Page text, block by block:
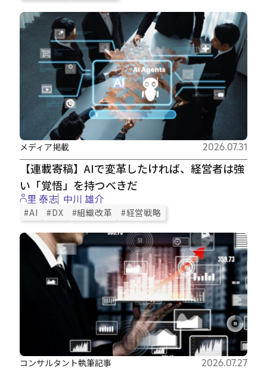
【連載寄稿】AIで変革したければ、経営者は強
い「覚悟」を持つべきだ
メディア掲載 2026.07.31
里 泰志 中川 雄介
#AI #DX #組織改革 #経営戦略
コンサルタント執筆記事 2026.07.27